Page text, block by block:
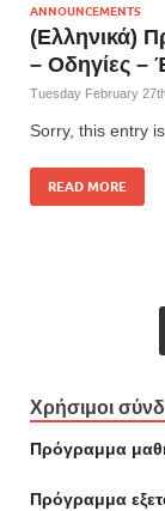
ANNOUNCEMENTS
(Ελληνικά)
– Οδηγίες –
Tuesday February
Sorry, this entry
READ MORE
Χρήσιμοι
Πρόγραμμα
Πρόγραμμα